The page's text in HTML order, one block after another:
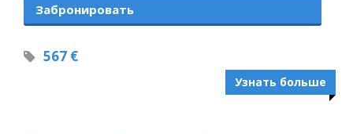
Забронировать
567 €
Узнать больше